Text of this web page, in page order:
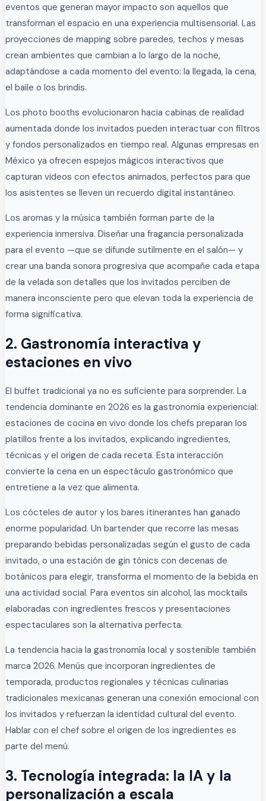
eventos que generan mayor impacto son aquellos que
transforman el espacio en una experiencia multisensorial. Las
proyecciones de mapping sobre paredes, techos y mesas
crean ambientes que cambian a lo largo de la noche,
adaptándose a cada momento del evento: la llegada, la cena,
el baile o los brindis.
Los photo booths evolucionaron hacia cabinas de realidad
aumentada donde los invitados pueden interactuar con filtros
y fondos personalizados en tiempo real. Algunas empresas en
México ya ofrecen espejos mágicos interactivos que
capturan videos con efectos animados, perfectos para que
los asistentes se lleven un recuerdo digital instantáneo.
Los aromas y la música también forman parte de la
experiencia inmersiva. Diseñar una fragancia personalizada
para el evento —que se difunde sutilmente en el salón— y
crear una banda sonora progresiva que acompañe cada etapa
de la velada son detalles que los invitados perciben de
manera inconsciente pero que elevan toda la experiencia de
forma significativa.
2. Gastronomía interactiva y
estaciones en vivo
El buffet tradicional ya no es suficiente para sorprender. La
tendencia dominante en 2026 es la gastronomía experiencial:
estaciones de cocina en vivo donde los chefs preparan los
platillos frente a los invitados, explicando ingredientes,
técnicas y el origen de cada receta. Esta interacción
convierte la cena en un espectáculo gastronómico que
entretiene a la vez que alimenta.
Los cócteles de autor y los bares itinerantes han ganado
enorme popularidad. Un bartender que recorre las mesas
preparando bebidas personalizadas según el gusto de cada
invitado, o una estación de gin tónics con decenas de
botánicos para elegir, transforma el momento de la bebida en
una actividad social. Para eventos sin alcohol, las mocktails
elaboradas con ingredientes frescos y presentaciones
espectaculares son la alternativa perfecta.
La tendencia hacia la gastronomía local y sostenible también
marca 2026. Menús que incorporan ingredientes de
temporada, productos regionales y técnicas culinarias
tradicionales mexicanas generan una conexión emocional con
los invitados y refuerzan la identidad cultural del evento.
Hablar con el chef sobre el origen de los ingredientes es
parte del menú.
3. Tecnología integrada: la IA y la
personalización a escala